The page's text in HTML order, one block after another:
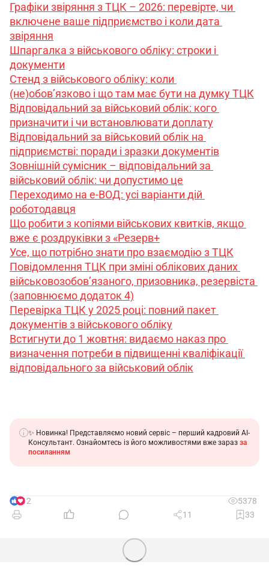
Графіки звіряння з ТЦК – 2026: перевірте, чи
включене ваше підприємство і коли дата
звіряння
Шпаргалка з військового обліку: строки і
документи
Стенд з військового обліку: коли
(не)обов’язково і що там має бути на думку ТЦК
Відповідальний за військовий облік: кого
призначити і чи встановлювати доплату
Відповідальний за військовий облік на
підприємстві: поради і зразки документів
Зовнішній сумісник – відповідальний за
військовий облік: чи допустимо це
Переходимо на е-ВОД: усі варіанти дій
роботодавця
Що робити з копіями військових квитків, якщо
вже є роздруківки з «Резерв+
Усе, що потрібно знати про взаємодію з ТЦК
Повідомлення ТЦК при зміні облікових даних
військовозобов’язаного, призовника, резервіста
(заповнюємо додаток 4)
Перевірка ТЦК у 2025 році: повний пакет
документів з військового обліку
Встигнути до 1 жовтня: видаємо наказ про
визначення потреби в підвищенні кваліфікації
відповідального за військовий облік
✨ Новинка! Представляємо новий сервіс – перший кадровий АІ-
Консультант. Ознайомтесь із його можливостями вже зараз за
посиланням
12
5378
11
33